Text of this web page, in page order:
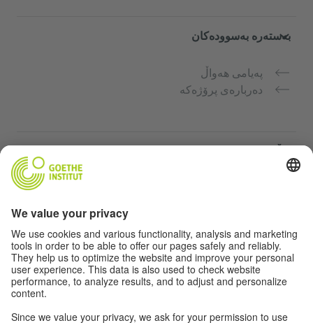
بەستەرە بەسوودەکان
پەیامی هەواڵ
دەربارەی پرۆژەکە
ماڵپەڕە زیاتر
پۆرتاڵی مامۆستا "Deutschstunde"